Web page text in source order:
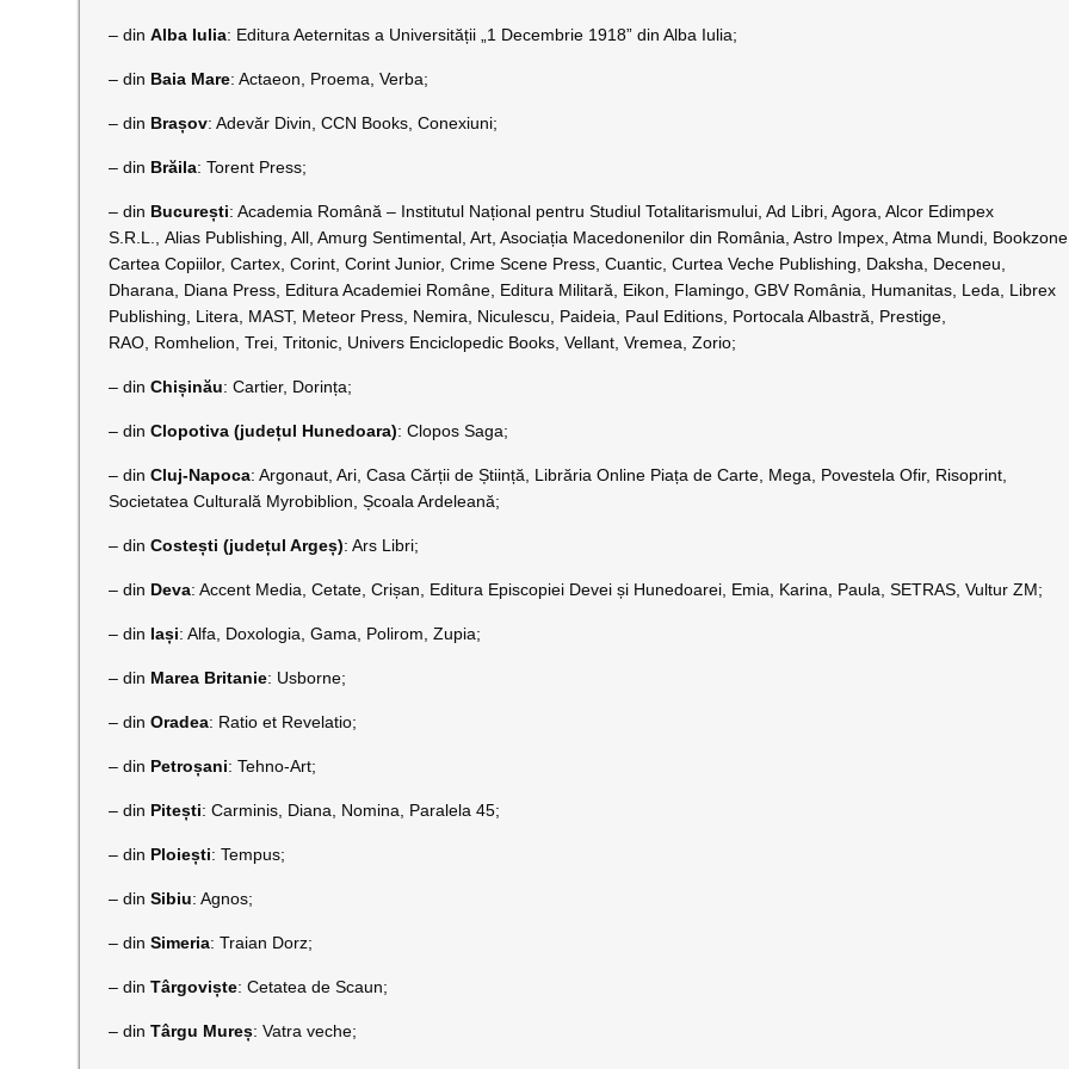
– dinAlba Iulia: Editura Aeternitas a Universității „1 Decembrie 1918” din Alba Iulia;
– din Baia Mare: Actaeon, Proema, Verba;
– din Brașov: Adevăr Divin, CCN Books, Conexiuni;
– din Brăila: Torent Press;
– din București: Academia Română – Institutul Național pentru Studiul Totalitarismului, Ad Libri, Agora, Alcor Edimpex
S.R.L., Alias Publishing, All, Amurg Sentimental, Art, Asociația Macedonenilor din România, Astro Impex, Atma Mundi,
Cartea Copiilor, Cartex, Corint, Corint Junior, Crime Scene Press, Cuantic, Curtea Veche Publishing, Daksha, Deceneu,
Dharana, Diana Press, Editura Academiei Române, Editura Militară, Eikon, Flamingo, GBV România, Humanitas, Leda, Librex
Publishing, Litera, MAST, Meteor Press, Nemira, Niculescu, Paideia, Paul Editions, Portocala Albastră, Prestige,
RAO, Romhelion, Trei, Tritonic, Univers Enciclopedic Books, Vellant, Vremea, Zorio;
– dinChișinău: Cartier, Dorința;
– dinClopotiva (județul Hunedoara): Clopos Saga;
– dinCluj-Napoca: Argonaut, Ari, Casa Cărții de Știință, Librăria Online Piața de Carte, Mega, Povestela Ofir, Risoprint,
Societatea Culturală Myrobiblion, Școala Ardeleană;
– dinCostești (județul Argeș): Ars Libri;
– din Deva: Accent Media, Cetate, Crișan, Editura Episcopiei Devei și Hunedoarei, Emia, Karina, Paula, SETRAS, Vultur ZM;
– din Iași: Alfa, Doxologia, Gama, Polirom, Zupia;
– din Marea Britanie: Usborne;
– dinOradea: Ratio et Revelatio;
– din Petroșani: Tehno-Art;
– din Pitești: Carminis, Diana, Nomina, Paralela 45;
– din Ploiești: Tempus;
– dinSibiu: Agnos;
– dinSimeria: Traian Dorz;
– dinTârgoviște: Cetatea de Scaun;
– dinTârgu Mureș: Vatra veche;